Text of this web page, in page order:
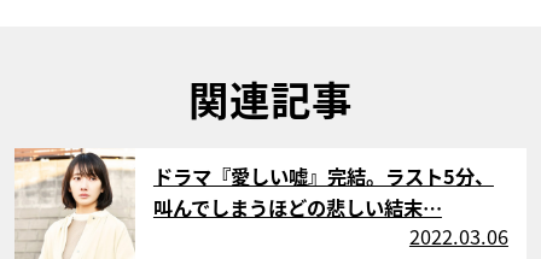
関連記事
サムネイル
ドラマ『愛しい嘘』完結。ラスト5分、
叫んでしまうほどの悲しい結末…
2022.03.06